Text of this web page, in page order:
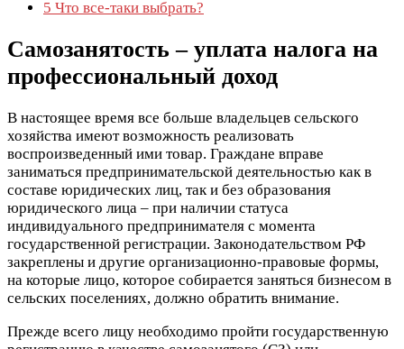
5 Что все-таки выбрать?
Самозанятость – уплата налога на
профессиональный доход
В настоящее время все больше владельцев сельского
хозяйства имеют возможность реализовать
воспроизведенный ими товар. Граждане вправе
заниматься предпринимательской деятельностью как в
составе юридических лиц, так и без образования
юридического лица – при наличии статуса
индивидуального предпринимателя с момента
государственной регистрации. Законодательством РФ
закреплены и другие организационно-правовые формы,
на которые лицо, которое собирается заняться бизнесом в
сельских поселениях, должно обратить внимание.
Прежде всего лицу необходимо пройти государственную